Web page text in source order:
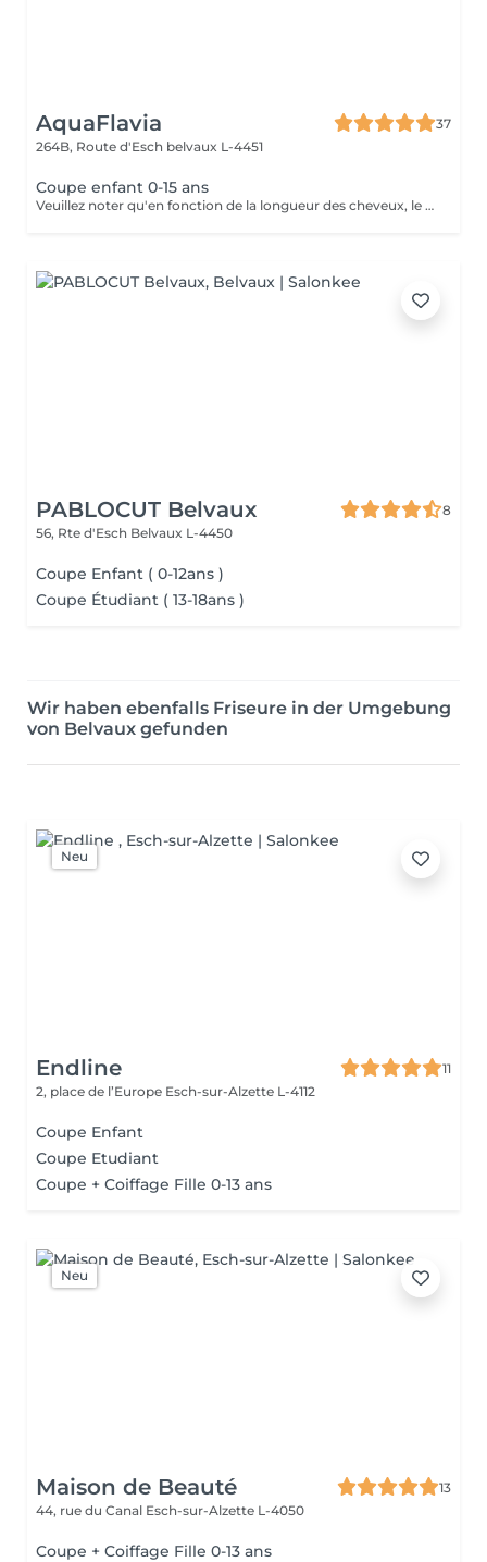
AquaFlavia
37
264B, Route d'Esch belvaux L-4451
Coupe enfant 0-15 ans
Veuillez noter qu'en fonction de la longueur des cheveux, le tarif pourra évoluer.
PABLOCUT Belvaux
8
56, Rte d'Esch Belvaux L-4450
Coupe Enfant ( 0-12ans )
Coupe Étudiant ( 13-18ans )
Wir haben ebenfalls Friseure in der Umgebung
von Belvaux gefunden
Neu
Endline
11
2, place de l’Europe Esch-sur-Alzette L-4112
Coupe Enfant
Coupe Etudiant
Coupe + Coiffage Fille 0-13 ans
Neu
Maison de Beauté
13
44, rue du Canal Esch-sur-Alzette L-4050
Coupe + Coiffage Fille 0-13 ans